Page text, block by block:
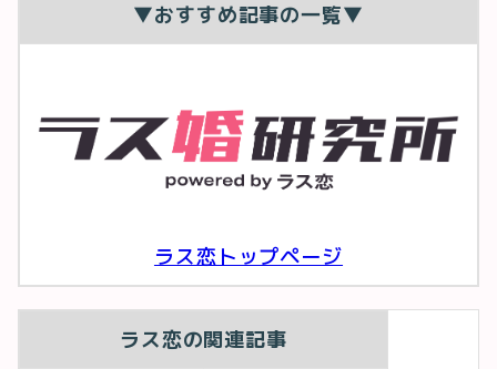
▼おすすめ記事の一覧▼
ラス恋トップページ
ラス恋の関連記事